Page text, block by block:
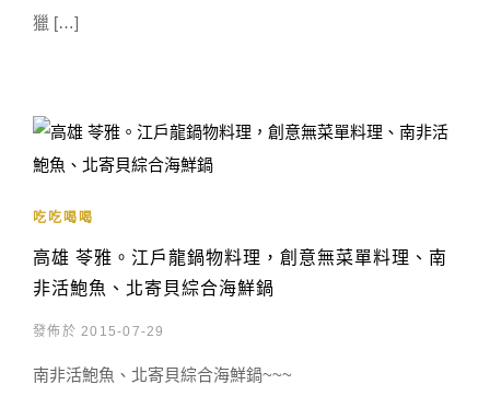
獵 […]
吃吃喝喝
高雄 苓雅。江戶龍鍋物料理，創意無菜單料理、南
非活鮑魚、北寄貝綜合海鮮鍋
發佈於 2015-07-29
南非活鮑魚、北寄貝綜合海鮮鍋~~~